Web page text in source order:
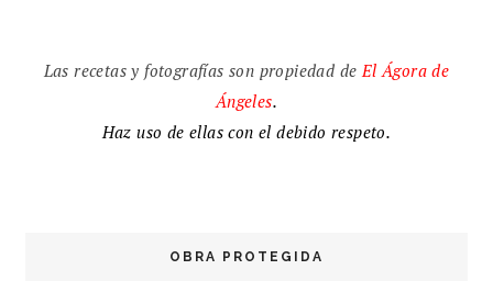
Las recetas y fotografías son propiedad de ElÁgora de
Ángeles.
Haz uso de ellas con el debido respeto.
OBRA PROTEGIDA